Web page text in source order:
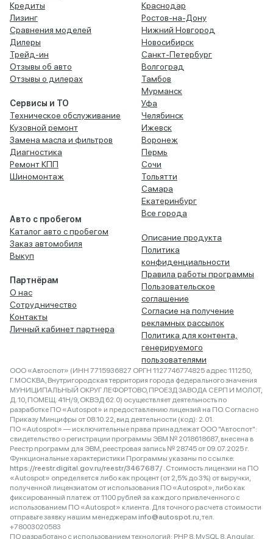
Кредиты
Лизинг
Сравнения моделей
Дилеры
Трейд-ин
Отзывы об авто
Отзывы о дилерах
Сервисы и ТО
Техническое обслуживание
Кузовной ремонт
Замена масла и фильтров
Диагностика
Ремонт КПП
Шиномонтаж
Авто с пробегом
Каталог авто с пробегом
Заказ автомобиля
Выкуп
Партнёрам
О нас
Сотрудничество
Контакты
Личный кабинет партнера
Краснодар
Ростов-на-Дону
Нижний Новгород
Новосибирск
Санкт-Петербург
Волгоград
Тамбов
Мурманск
Уфа
Челябинск
Ижевск
Воронеж
Пермь
Сочи
Тольятти
Самара
Екатеринбург
Все города
Описание продукта
Политика
конфиденциальности
Правила работы программы
Пользовательское
соглашение
Согласие на получение
рекламных рассылок
Политика для контента,
генерируемого
пользователями
ООО «Автоспот» (ИНН 7715936827 ОРГН 1127746774825 адрес 111250,
Г.МОСКВА, Внутригородская территория города федерального значения
МУНИЦИПАЛЬНЫЙ ОКРУГ ЛЕФОРТОВО, ПРОЕЗД ЗАВОДА СЕРП И МОЛОТ,
Д. 10, ПОМЕЩ. 41Н/9, ОКВЭД 62.0) осуществляет деятельность по
разработке ПО «Autospot» и предоставлению лицензий на ПО. Согласно
Приказу Минцифры от 08.10.22, вид деятельности (код): 2.01.
ПО «Autospot» — исключительные права принадлежат ООО "Автоспот":
свидетельство о регистрации программы ЭВМ № 2018618687, внесена в
Реестр программ для ЭВМ, реестровая запись № 28745 от 09.07.2025 г.
Функциональные характеристики Программы указаны по ссылке:
https://reestr.digital.gov.ru/reestr/3467687/ . Стоимость лицензии на ПО
«Autospot» определяется либо как процент (от 2,5% до 3%) от выручки,
полученной лицензиатом от использования ПО «Autospot», либо как
фиксированный платеж от 1100 рублей за каждого привлеченного с
использованием ПО «Autospot» клиента. Для точного расчета стоимости
отправьте заявку нашим менеджерам info@autospot.ru, тел.
+78003020583
ПО разработано с использованием технологий: PHP 8, MySQL 8, Angular,